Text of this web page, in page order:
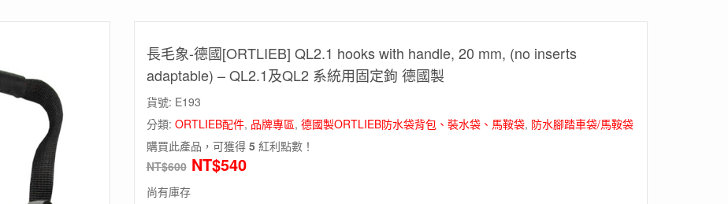
長毛象-德國[ORTLIEB] QL2.1 hooks with handle, 20 mm, (no inserts
adaptable) – QL2.1及QL2 系統用固定鉤 德國製
貨號: E193
分類: ORTLIEB配件, 品牌專區, 德國製ORTLIEB防水袋背包、裝水袋、馬鞍袋, 防水腳踏車袋/馬鞍袋
購買此產品，可獲得 5紅利點數！
NT$600 NT$540
尚有庫存